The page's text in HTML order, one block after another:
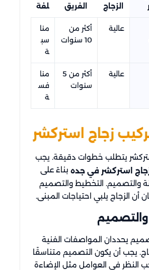
الزجاج
الفريق
لفة
عالية
أكثر من
10 سنوات
منا
سب
ة
عالية
أكثر من 5
سنوات
منا
فس
ة
زجاج استركشر
يتطلب خطوات دقيقة. يجب
استركشر في جده بناءً على
والتصميم. التخطيط والتصميم
أن الزجاج يلبي احتياجات المبنى.
والتصميم
يحددان المواصفات الفنية
يجب أن يكون التصميم متناسقًا
النظر في العوامل مثل الإضاءة